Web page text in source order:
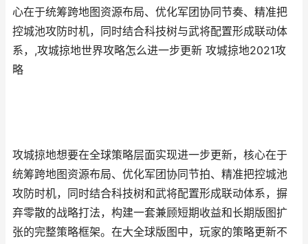
心在于统筹跨地图资源布局、优化军团协同节奏、精准把
控城池攻防时机，同时结合科技树与武将配置形成联动体
系，,攻城掠地世界攻略怎么进一步更新 攻城掠地2021攻
略
攻城掠地想要在全球策略层面实现进一步更新，核心在于
统筹跨地图资源布局、优化军团协同节拍、精准把控城池
攻防时机，同时结合科技树和武将配置形成联动体系，摒
弃零散的战略打法，构建一套兼顾短期收益和长期版图扩
张的完整策略框架。在大全球版图中，玩家的策略更新不